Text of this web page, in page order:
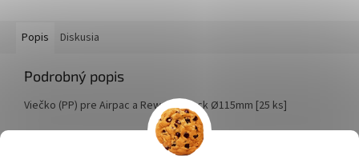
Popis Diskusia
Podrobný popis
Viečko (PP) pre Airpac a Reware Snack Ø115mm [25 ks]